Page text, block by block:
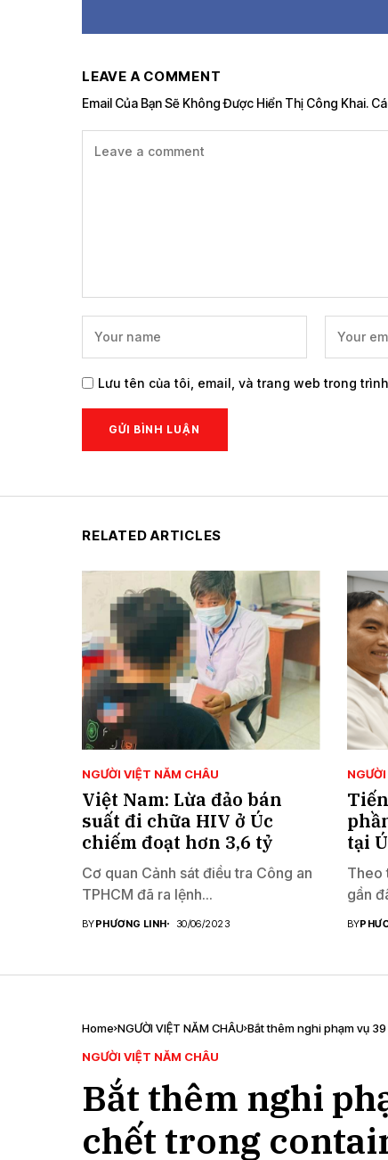
LEAVE A COMMENT
Email Của Bạn Sẽ Không Được Hiển Thị Công Khai.
Lưu tên của tôi, email, và trang web trong
RELATED ARTICLES
NGƯỜI VIỆT NĂM CHÂU
Việt Nam: Lừa đảo bán
suất đi chữa HIV ở Úc
chiếm đoạt hơn 3,6 tỷ
Cơ quan Cảnh sát điều tra Công an
TPHCM đã ra lệnh...
BYPHƯƠNG LINH 30/06/2023
tại
Theo
gần
BY
Home NGƯỜI VIỆT NĂM CHÂU Bắt thêm nghi phạm vụ
NGƯỜI VIỆT NĂM CHÂU
Bắt thêm nghi
chết trong